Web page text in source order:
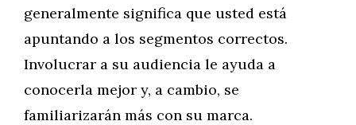
generalmente significa que usted está
apuntando a los segmentos correctos.
Involucrar a su audiencia le ayuda a
conocerla mejor y, a cambio, se
familiarizarán más con su marca.